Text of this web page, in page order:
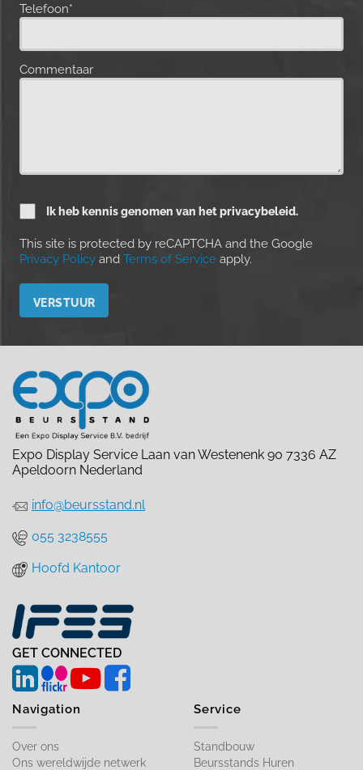
Telefoon*
Commentaar
Ik heb kennis genomen van het privacybeleid.
This site is protected by reCAPTCHA and the Google
Privacy Policy and Terms of Service apply.
Expo Display Service Laan van Westenenk 90 7336 AZ
Apeldoorn Nederland
info@beursstand.nl
055 3238555
Hoofd Kantoor
GET CONNECTED
Navigation
Over ons
Ons wereldwijde netwerk
Service
Standbouw
Beursstands Huren